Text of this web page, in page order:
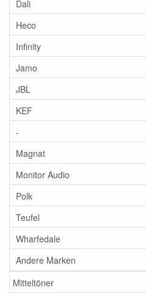
Dali
Heco
Infinity
Jamo
JBL
KEF
-
Magnat
Monitor Audio
Polk
Teufel
Wharfedale
Andere Marken
Mitteltöner